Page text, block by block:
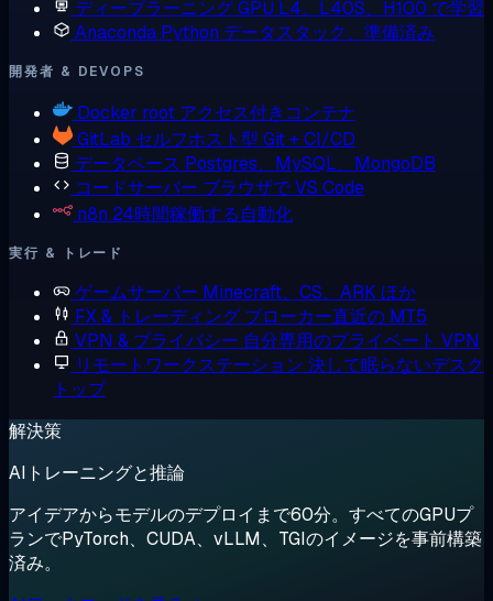
ディープラーニング GPU L4、L40S、H100 で学習
Anaconda Python データスタック、準備済み
開発者 & DEVOPS
Docker root アクセス付きコンテナ
GitLab セルフホスト型 Git + CI/CD
データベース Postgres、MySQL、MongoDB
コードサーバー ブラウザで VS Code
n8n 24時間稼働する自動化
実行 & トレード
ゲームサーバー Minecraft、CS、ARK ほか
FX & トレーディング ブローカー直近の MT5
VPN & プライバシー 自分専用のプライベート VPN
リモートワークステーション 決して眠らないデスク
トップ
解決策
AIトレーニングと推論
アイデアからモデルのデプロイまで60分。すべてのGPUプ
ランでPyTorch、CUDA、vLLM、TGIのイメージを事前構築
済み。